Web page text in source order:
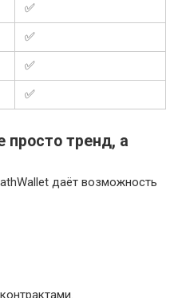
✅
✅
✅
✅
просто тренд, а
даёт возможность